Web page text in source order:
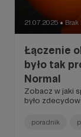
21.07.2025 ●
Łączenie
było tak
Normal
Zobacz w jaki
było
poradnik